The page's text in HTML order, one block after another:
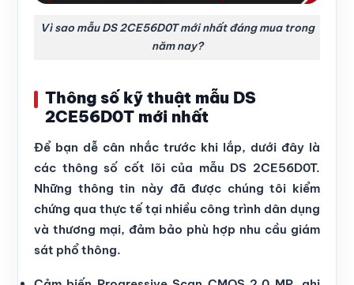
Vì sao mẫu DS 2CE56D0T mới nhất đáng mua trong
năm nay?
Thông số kỹ thuật mẫu DS
2CE56D0T mới nhất
Để bạn dễ cân nhắc trước khi lắp, dưới đây là
các thông số cốt lõi của mẫu DS 2CE56D0T.
Những thông tin này đã được chúng tôi kiểm
chứng qua thực tế tại nhiều công trình dân dụng
và thương mại, đảm bảo phù hợp nhu cầu giám
sát phổ thông.